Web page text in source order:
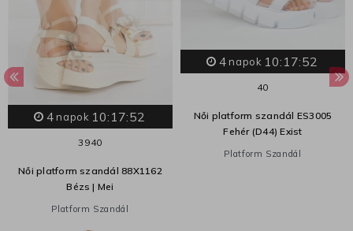
4 napok 10:17:52
3940
Női platform szandál 88X1162
Bézs | Mei
Platform Szandál
4 napok 10:17:52
40
Női platform szandál ES3005
Fehér (D44) Exist
Platform Szandál